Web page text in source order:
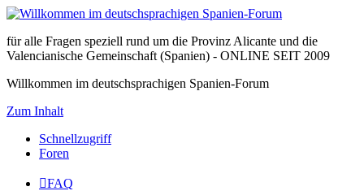
für alle Fragen speziell rund um die Provinz Alicante und die
Valencianische Gemeinschaft (Spanien) - ONLINE SEIT 2009
Willkommen im deutschsprachigen Spanien-Forum
Zum Inhalt
Schnellzugriff
Foren
FAQ